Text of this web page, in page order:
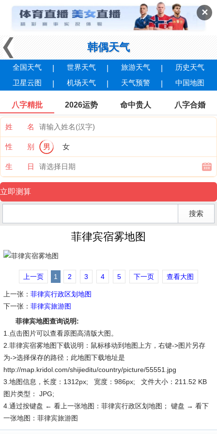
✕
韩偶天气
全国天气 世界天气 旅游天气
历史天气
卫星云图
机场天气 天气预警 中国地图
八字精批 2026运势 命中贵人 八字合婚
姓 名
性 别 男 女
生 日
菲律宾宿雾地图
上一页 1 2 3 4 5 下一页 查看大图
上一张： 菲律宾行政区划地图
下一张： 菲律宾旅游图
菲律宾地图查询说明:
1.点击图片可以查看原图高清版大图。
2.菲律宾宿雾地图下载说明：鼠标移动到地图上方，右键->图片另存
为->选择保存的路径；此地图下载地址是
http://map.kridol.com/shijieditu/country/picture/55551.jpg
3.地图信息，长度：1312px; 宽度：986px; 文件大小：211.52 KB
图片类型： JPG;
4.通过按键盘 ← 看上一张地图：菲律宾行政区划地图； 键盘 → 看下
一张地图：菲律宾旅游图